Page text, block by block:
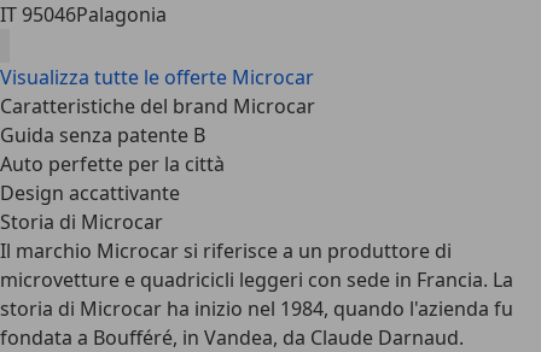
IT 95046Palagonia
Visualizza tutte le offerte Microcar
Caratteristiche del brand Microcar
Guida senza patente B
Auto perfette per la città
Design accattivante
Storia di Microcar
Il marchio Microcar si riferisce a un produttore di
microvetture e quadricicli leggeri con sede in Francia. La
storia di Microcar ha inizio nel 1984, quando l'azienda fu
fondata a Boufféré, in Vandea, da Claude Darnaud.